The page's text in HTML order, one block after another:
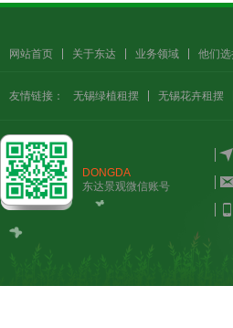
网站首页 关于东达 业务领域 他们
友情链接： 无锡绿植租摆 无锡花卉租摆
DONGDA
东达景观微信账号